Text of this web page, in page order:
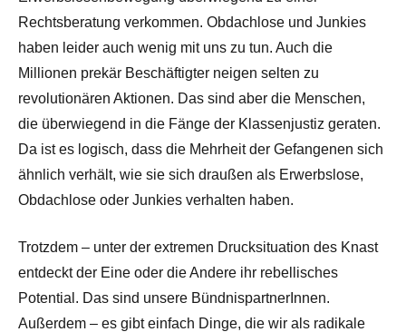
Rechtsberatung verkommen. Obdachlose und Junkies
haben leider auch wenig mit uns zu tun. Auch die
Millionen prekär Beschäftigter neigen selten zu
revolutionären Aktionen. Das sind aber die Menschen,
die überwiegend in die Fänge der Klassenjustiz geraten.
Da ist es logisch, dass die Mehrheit der Gefangenen sich
ähnlich verhält, wie sie sich draußen als Erwerbslose,
Obdachlose oder Junkies verhalten haben.
Trotzdem – unter der extremen Drucksituation des Knast
entdeckt der Eine oder die Andere ihr rebellisches
Potential. Das sind unsere BündnispartnerInnen.
Außerdem – es gibt einfach Dinge, die wir als radikale